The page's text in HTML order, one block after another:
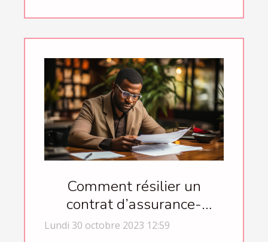
Comment résilier un
contrat d’assurance-
crédit ?
Lundi 30 octobre 2023 12:59